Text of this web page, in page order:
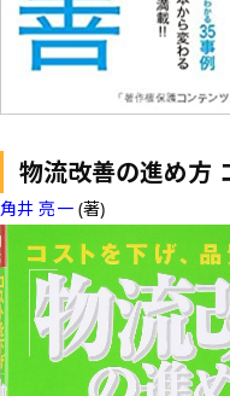
物流改善の進め方
角井 亮一(著)